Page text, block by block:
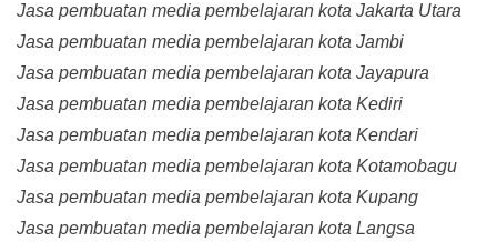
Jasa pembuatan media pembelajaran kota Jakarta Utara
Jasa pembuatan media pembelajaran kota Jambi
Jasa pembuatan media pembelajaran kota Jayapura
Jasa pembuatan media pembelajaran kota Kediri
Jasa pembuatan media pembelajaran kota Kendari
Jasa pembuatan media pembelajaran kota Kotamobagu
Jasa pembuatan media pembelajaran kota Kupang
Jasa pembuatan media pembelajaran kota Langsa